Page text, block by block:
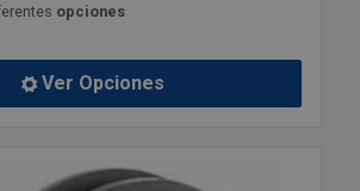
opciones
Ver Opciones